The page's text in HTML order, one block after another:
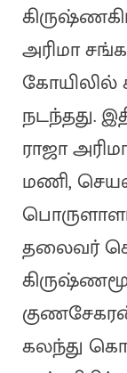
அரிமா
கோயிலில்
நடந்தது.
ராஜா
மணி,
தலைவர்
கலந்து